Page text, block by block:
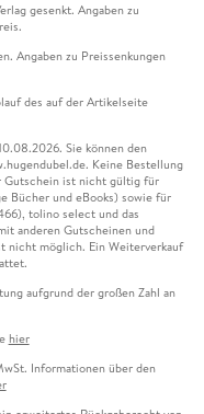
gesenkt. Angaben zu
Angaben zu Preissenkungen
des auf der Artikelseite
Sie können den
Keine Bestellung
Gutschein ist nicht gültig für
Bücher und eBooks) sowie für
tolino select und das
anderen Gutscheinen und
nicht möglich. Ein Weiterverkauf
aufgrund der großen Zahl an
hier
Informationen über den